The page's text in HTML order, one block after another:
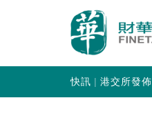
快訊 港交所發佈